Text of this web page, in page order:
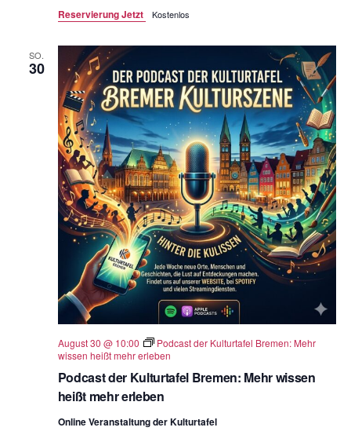
Reservierung Jetzt Kostenlos
SO.
30
Podcast der Kulturtafel Bremen: Mehr wissen
heißt mehr erleben
August 30 @ 10:00
Podcast der Kulturtafel Bremen: Mehr
wissen heißt mehr erleben
Online Veranstaltung der Kulturtafel